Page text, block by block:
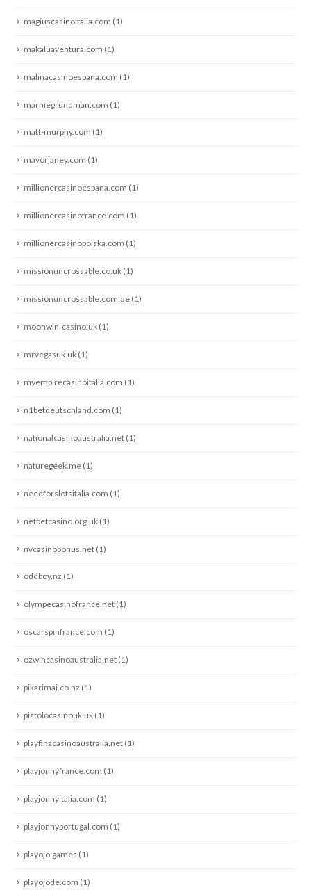
magiuscasinoitalia.com (1)
makaluaventura.com (1)
malinacasinoespana.com (1)
marniegrundman.com (1)
matt-murphy.com (1)
mayorjaney.com (1)
millionercasinoespana.com (1)
millionercasinofrance.com (1)
millionercasinopolska.com (1)
missionuncrossable.co.uk (1)
missionuncrossable.com.de (1)
moonwin-casino.uk (1)
mrvegasuk.uk (1)
myempirecasinoitalia.com (1)
n1betdeutschland.com (1)
nationalcasinoaustralia.net (1)
naturegeek.me (1)
needforslotsitalia.com (1)
netbetcasino.org.uk (1)
nvcasinobonus.net (1)
oddboy.nz (1)
olympecasinofrance.net (1)
oscarspinfrance.com (1)
ozwincasinoaustralia.net (1)
pikarimai.co.nz (1)
pistolocasinouk.uk (1)
playfinacasinoaustralia.net (1)
playjonnyfrance.com (1)
playjonnyitalia.com (1)
playjonnyportugal.com (1)
playojo.games (1)
playojode.com (1)